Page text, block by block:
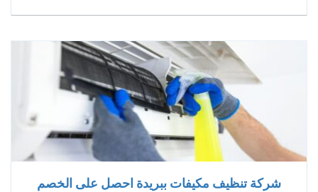
شركة تنظيف مكيفات ببريدة احصل على الخصم